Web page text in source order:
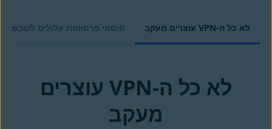
לא כל ה-VPN עוצרים מעקב חוסמי פרסומות עלולים לשבש
לא כל ה-VPN עוצרים
מעקב